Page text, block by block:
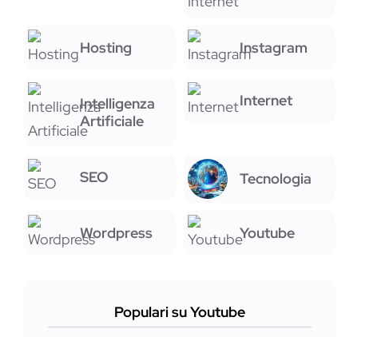
Hosting Instagram
Intelligenza
Artificiale
Internet
SEO Tecnologia
Wordpress Youtube
Populari su Youtube